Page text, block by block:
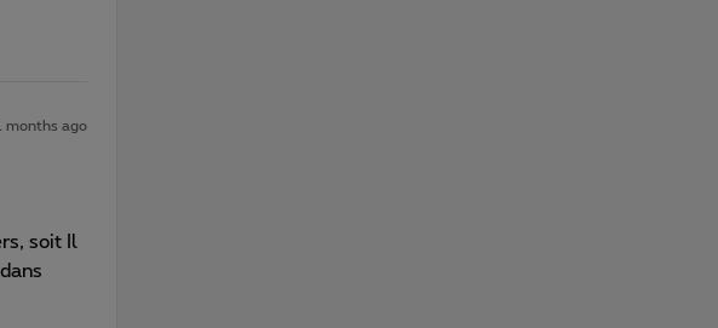
months ago
soit Il